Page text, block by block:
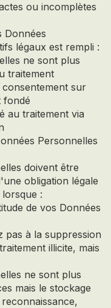
ou incomplètes
Données
légaux est rempli :
ne sont plus
traitement
sur
fondé
au traitement via
Personnelles
doivent être
obligation légale
:
de vos Données
pas à la suppression
illicite, mais
ne sont plus
mais le stockage